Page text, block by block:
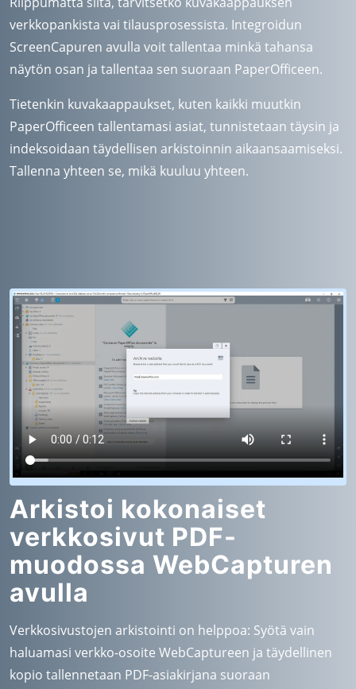
verkkopankista vai tilausprosessista. Integroidun
ScreenCapuren avulla voit tallentaa minkä tahansa
näytön osan ja tallentaa sen suoraan PaperOfficeen.
Tietenkin kuvakaappaukset, kuten kaikki muutkin
PaperOfficeen tallentamasi asiat, tunnistetaan täysin ja
indeksoidaan täydellisen arkistoinnin aikaansaamiseksi.
Tallenna yhteen se, mikä kuuluu yhteen.
Arkistoi kokonaiset
verkkosivut PDF-
muodossa WebCapturen
avulla
Verkkosivustojen arkistointi on helppoa: Syötä vain
haluamasi verkko-osoite WebCaptureen ja täydellinen
kopio tallennetaan PDF-asiakirjana suoraan